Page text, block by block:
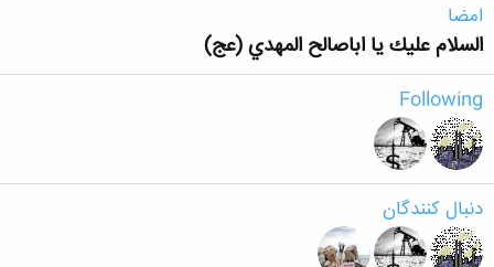
امضا
السلام عليك يا اباصالح المهدي (عج)
Following
دنبال کنندگان